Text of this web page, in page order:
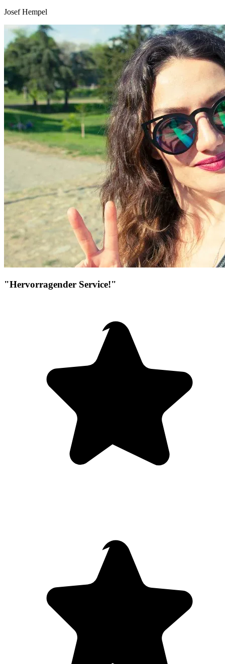
Josef Hempel
"Hervorragender Service!"